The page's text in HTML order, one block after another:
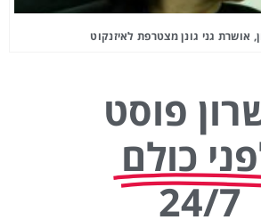
גני גונן מצטרפת לאיזנקוט
פוסט
כולם
24/7